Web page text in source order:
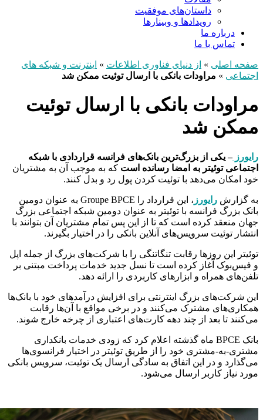
داستان‌های موفقیت
رویدادها و وبینارها
درباره ما
تماس با ما
صفحه اصلی » از دنیای فناوری اطلاعات » اینترنت و شبکه های
اجتماعی » مراودات بانکی با ارسال توئیت ممکن شد
مراودات بانکی با ارسال توئیت
ممکن شد
رایورز– یکی از بزرگ‌ترین بانک‌های فرانسه قراردادی با شبکه
اجتماعی توئیتر به امضا رسانده است که به موجب آن به مشتریان
خود امکان می‌دهد با توئیت کردن پول رد و بدل کنند.
به گزارش رایورز
، این قرارداد را Groupe BPCE به عنوان دومین
بانک بزرگ فرانسه با توئیتر به عنوان دومین شبکه اجتماعی بزرگ
جهان منعقد کرده است که تا از این پس تمام مشتریان آن بتوانند با
انتشار توئیت سرویس‌های آنلاین بانکی را در اختیار بگیرند.
توئیتر این روزها رقابت تنگاتنگی را با شرکت‌های بزرگ از جمله اپل
و فیس‌بوک آغاز کرده است تا نسل جدید خدمات پرداخت مبتنی بر
تلفن‌های همراه و ابزارهای کاربردی را ارائه دهد.
این شرکت‌های بزرگ اینترنتی برای افزایش درآمدهای خود با بانک‌ها
همکاری‌های مشترک می‌کنند و در برخی مواقع با آن‌ها رقابت
می‌کنند تا بعد از چند دهه کارت‌های اعتباری از چرخه خارج شوند.
بانک BPCE ماه گذشته اعلام کرد که زودی خدمات بانکداری
مشتری-به-مشتری خود را از طریق توئیتر در اختیار فرانسوی‌ها
می‌گذارد و در این اتفاق به سادگی ارسال یک توئیت، سرویس بانکی
مورد نیاز کاربر ارسال می‌شود.